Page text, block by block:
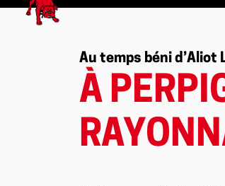
Au temps béni d’Aliot
À